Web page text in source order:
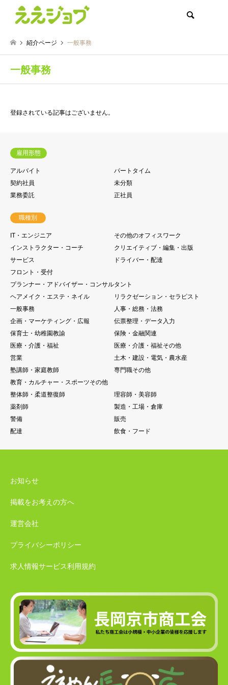
紹介ページ 一般事務
一般事務
登録されている記事はございません。
雇用形態
アルバイト
パートタイム
契約社員
未分類
業務委託
正社員
職種別
IT・エンジニア
その他のオフィスワーク
インストラクター・コーチ
クリエイティブ・編集・出版
サービス
ドライバー・配達
フロント・受付
プランナー・アドバイザー・コンサルタント
ヘアメイク・エステ・ネイル
リラクゼーション・セラピスト
一般事務
人事・総務・法務
企画・マーケティング・広報
伝票整理・データ入力
保育士・幼稚園教諭
保険・金融関連
医療・介護・福祉
医療・介護・福祉その他
営業
土木・建設・電気・農水産
塾講師・家庭教師
専門職その他
教育・カルチャー・スポーツその他
整体師・柔道整復師
理容師・美容師
薬剤師
製造・工場・倉庫
警備
販売
配達
飲食・フード
お知らせ
掲載をお考えの方へ
運営会社
プライバシーポリシー
求人情報サービス利用規約